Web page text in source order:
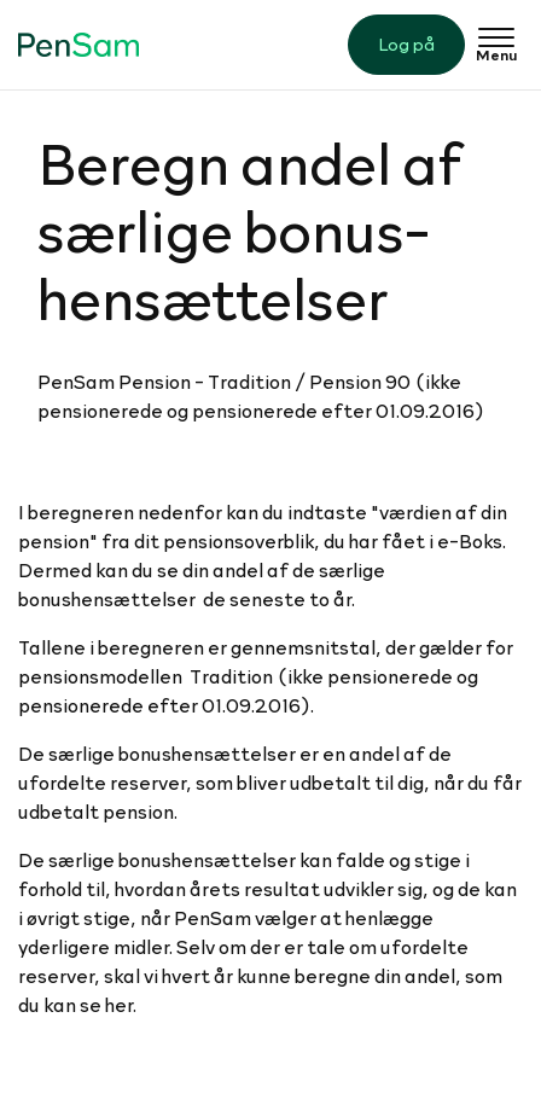
Log på Menu
Beregn andel af
særlige bonus­
hen­sæt­tel­ser
PenSam Pension - ​Tradition / Pension 90 (ikke
pensionerede og pensionerede efter 01.09.2016)
I beregneren nedenfor kan du indtaste "værdien af din
pension" fra dit pensionsoverblik, du har fået i e-Boks.
Dermed kan du se din andel af de særlige
bonushensættelser de seneste to år.
Tallene i beregneren er gennemsnitstal, der gælder for
pensionsmodellen Tradition (ikke pensionerede og
pensionerede efter 01.09.2016).
De særlige bonushensættelser er en andel af de
ufordelte reserver, som bliver udbetalt til dig, når du får
udbetalt pension.
De særlige bonushensættelser kan falde og stige i
forhold til, hvordan årets resultat udvikler sig, og de kan
i øvrigt stige, når PenSam vælger at henlægge
yderligere midler. Selv om der er tale om ufordelte
reserver, skal vi hvert år kunne beregne din andel, som
du kan se her.